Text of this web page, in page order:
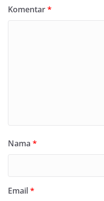
Komentar*
Nama *
Email*